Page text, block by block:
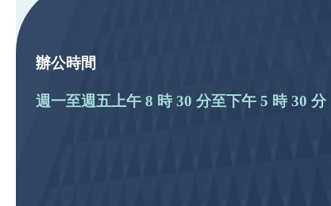
辦公時間
週一至週五上午 8 時 30 分至下午 5 時 30 分